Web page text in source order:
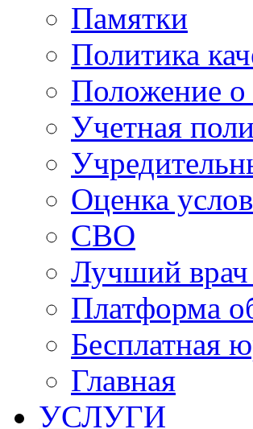
Памятки
Политика
Положение о
Учетная
Оценка
СВО
Лучший врач
Платформа
Бесплатная
Главная
УСЛУГИ